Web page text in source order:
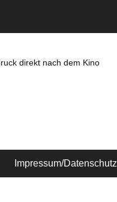
direkt nach dem Kino
Impressum/Datenschutz